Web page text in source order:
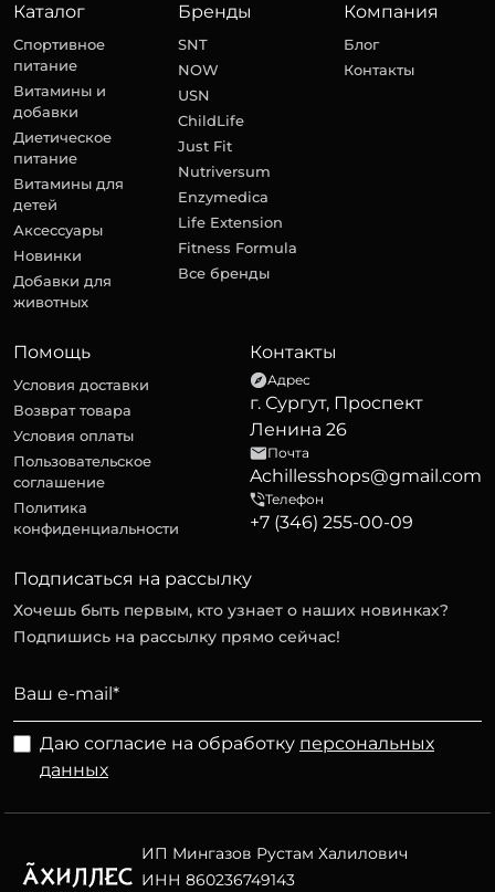
Каталог
Спортивное
питание
Витамины и
добавки
Диетическое
питание
Витамины для
детей
Аксессуары
Новинки
Добавки для
животных
Бренды
SNT
NOW
USN
ChildLife
Just Fit
Nutriversum
Enzymedica
Life Extension
Fitness Formula
Все бренды
Компания
Блог
Контакты
Помощь
Условия доставки
Возврат товара
Условия оплаты
Пользовательское
соглашение
Политика
конфиденциальности
Контакты
Адрес
г. Сургут, Проспект
Ленина 26
Почта
Achillesshops@gmail.com
Телефон
+7 (346) 255-00-09
Подписаться на рассылку
Хочешь быть первым, кто узнает о наших новинках?
Подпишись на рассылку прямо сейчас!
Даю согласие на обработку персональных
данных
ИП Мингазов Рустам Халилович
ИНН 860236749143